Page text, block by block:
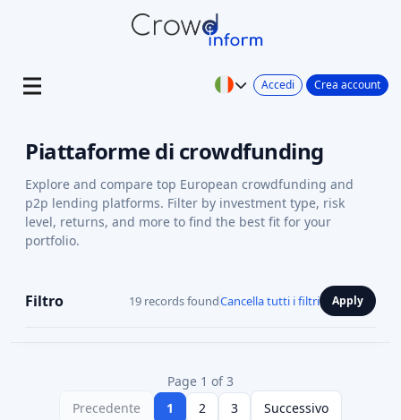
Accedi Crea account
Piattaforme di crowdfunding
Explore and compare top European crowdfunding and
p2p lending platforms. Filter by investment type, risk
level, returns, and more to find the best fit for your
portfolio.
Filtro 19 records foundCancella tutti i filtri Apply
Page 1 of 3
Precedente
1 2 3 Successivo